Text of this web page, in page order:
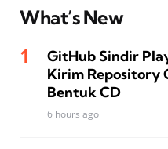
What’s New
GitHub Sindir
Kirim Repository
Bentuk CD
6 hours ago